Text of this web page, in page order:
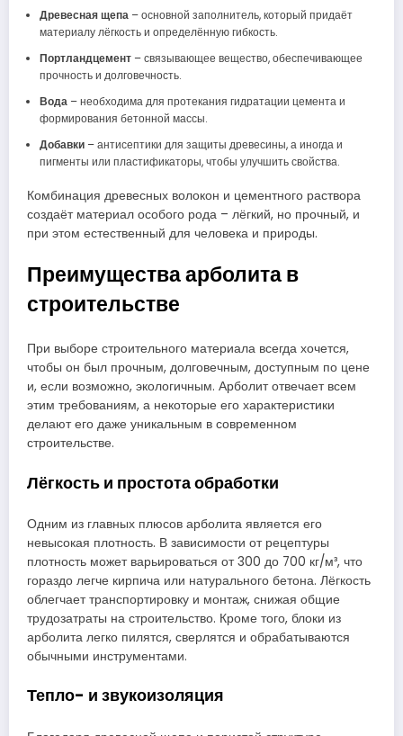
Древесная щепа– основной заполнитель, который придаёт
материалу лёгкость и определённую гибкость.
Портландцемент– связывающее вещество, обеспечивающее
прочность и долговечность.
Вода– необходима для протекания гидратации цемента и
формирования бетонной массы.
Добавки– антисептики для защиты древесины, а иногда и
пигменты или пластификаторы, чтобы улучшить свойства.
Комбинация древесных волокон и цементного раствора
создаёт материал особого рода – лёгкий, но прочный, и
при этом естественный для человека и природы.
Преимущества арболита в
строительстве
При выборе строительного материала всегда хочется,
чтобы он был прочным, долговечным, доступным по цене
и, если возможно, экологичным. Арболит отвечает всем
этим требованиям, а некоторые его характеристики
делают его даже уникальным в современном
строительстве.
Лёгкость и простота обработки
Одним из главных плюсов арболита является его
невысокая плотность. В зависимости от рецептуры
плотность может варьироваться от 300 до 700 кг/м³, что
гораздо легче кирпича или натурального бетона. Лёгкость
облегчает транспортировку и монтаж, снижая общие
трудозатраты на строительство. Кроме того, блоки из
арболита легко пилятся, сверлятся и обрабатываются
обычными инструментами.
Тепло- и звукоизоляция